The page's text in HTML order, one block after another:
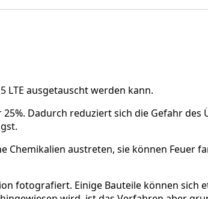
LTE ausgetauscht werden kann.
Dadurch reduziert sich die Gefahr
Chemikalien austreten, sie können Feuer
fotografiert. Einige Bauteile können sich